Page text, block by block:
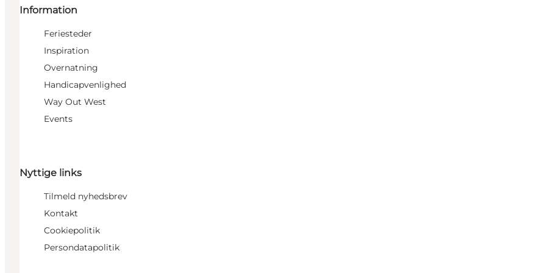
Information
Feriesteder
Inspiration
Overnatning
Handicapvenlighed
Way Out West
Events
Nyttige links
Tilmeld nyhedsbrev
Kontakt
Cookiepolitik
Persondatapolitik